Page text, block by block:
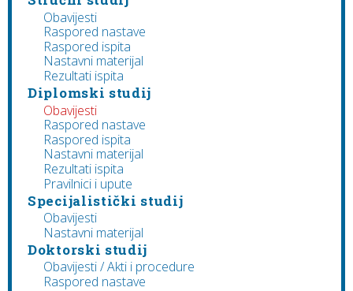
Obavijesti
Raspored nastave
Raspored ispita
Nastavni materijal
Rezultati ispita
Diplomski studij
Obavijesti
Raspored nastave
Raspored ispita
Nastavni materijal
Rezultati ispita
Pravilnici i upute
Specijalistički studij
Obavijesti
Nastavni materijal
Doktorski studij
Obavijesti / Akti i procedure
Raspored nastave